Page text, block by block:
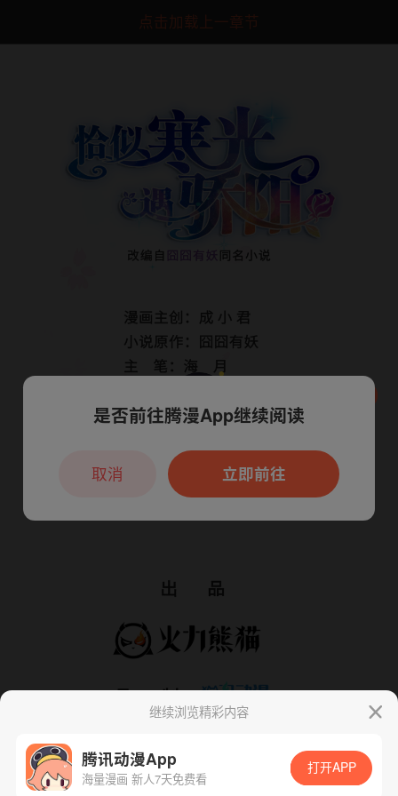
点击加载上一章节
App免费看
继续浏览精彩内容
腾讯动漫App
海量漫画 新人7天免费看
打开APP
本章节仅支持App阅读，可打开App新用
户7天免费看
是否前往腾漫App继续阅读
立即前往
取消